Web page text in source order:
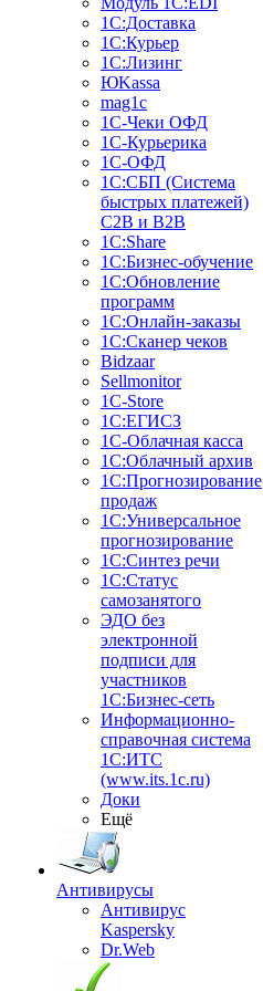
1С:Доставка
1С:Курьер
1С:Лизинг
ЮKassa
mag1c
1С-Чеки ОФД
1С-Курьерика
1С-ОФД
1С:СБП (Система
быстрых платежей)
C2B и B2B
1С:Share
1С:Бизнес-обучение
1С:Обновление
программ
1С:Онлайн-заказы
1С:Сканер чеков
Bidzaar
Sellmonitor
1C-Store
1С:ЕГИСЗ
1С-Облачная касса
1С:Облачный архив
1С:Прогнозирование
продаж
1С:Универсальное
прогнозирование
1С:Синтез речи
1С:Статус
самозанятого
ЭДО без
электронной
подписи для
участников
1С:Бизнес-сеть
Информационно-
справочная система
1С:ИТС
(www.its.1c.ru)
Доки
Ещё
Антивирусы
Антивирус
Kaspersky
Dr.Web